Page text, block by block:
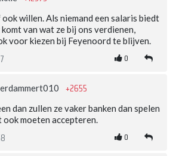
willen. Als niemand een salaris biedt
van wat ze bij ons verdienen,
voor kiezen bij Feyenoord te blijven.
0
+2655
dan zullen ze vaker banken dan spelen
ook moeten accepteren.
0